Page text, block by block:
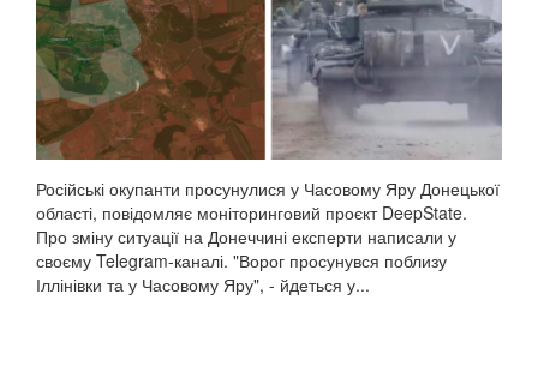
Російські окупанти просунулися у Часовому Яру Донецької
області, повідомляє моніторинговий проєкт DeepState.
Про зміну ситуації на Донеччині експерти написали у
своєму Telegram-каналі. "Ворог просунувся поблизу
Іллінівки та у Часовому Яру", - йдеться у...